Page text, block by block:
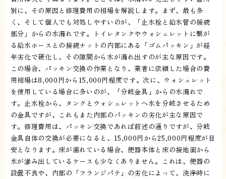
別に、その原因と修理費用の相場を解説します。まず、最も多
く、そして個人でも対処しやすいのが、「止水栓と給水管の接続
部分」からの水漏れです。トイレタンクやウォシュレットに繋が
る給水ホースとの接続ナットの内部にある「ゴムパッキン」が経
年劣化で硬化し、その隙間から水が漏れ出すのが主な原因です。
この場合、パッキン交換の作業となり、業者に依頼した場合の費
用相場は8,000円から15,000円程度です。次に、ウォシュレット
を使用している場合に多いのが、「分岐金具」からの水漏れで
す。止水栓から、タンクとウォシュレットへ水を分岐させるため
の金具ですが、これもまた内部のパッキンの劣化が主な原因で
す。修理費用は、パッキン交換であれば前述の通りですが、分岐
金具自体の交換が必要になると、15,000円から25,000円程度が目
安となります。床が濡れている場合、便器本体と床の接地面から
水が滲み出しているケースも少なくありません。これは、便器の
設置不良や、内部の「フランジパテ」の劣化によって、洗浄時に